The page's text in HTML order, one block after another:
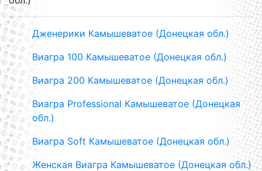
Дженерики Камышеватое (Донецкая обл.)
Виагра 100 Камышеватое (Донецкая обл.)
Виагра 200 Камышеватое (Донецкая обл.)
Виагра Professional Камышеватое (Донецкая
обл.)
Виагра Soft Камышеватое (Донецкая обл.)
Женская Виагра Камышеватое (Донецкая обл.)